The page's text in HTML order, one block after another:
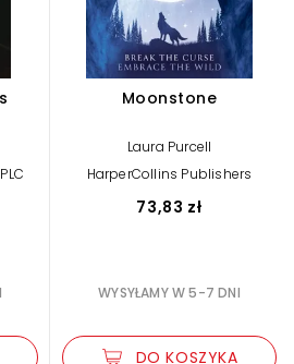
Moonstone
Laura Purcell
HarperCollins Publishers
73,83 zł
WYSYŁAMY W 5-7 DNI
DO KOSZYKA